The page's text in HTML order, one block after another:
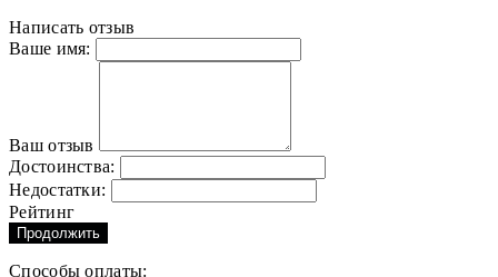
Написать отзыв
Ваше имя:
Ваш отзыв
Достоинства:
Недостатки:
Рейтинг
Продолжить
Способы оплаты: